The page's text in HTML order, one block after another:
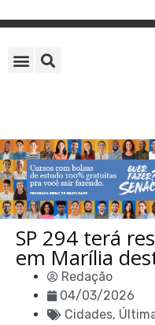
SP 294 terá
em Marília
Redação
04/03/2026
Cidades,